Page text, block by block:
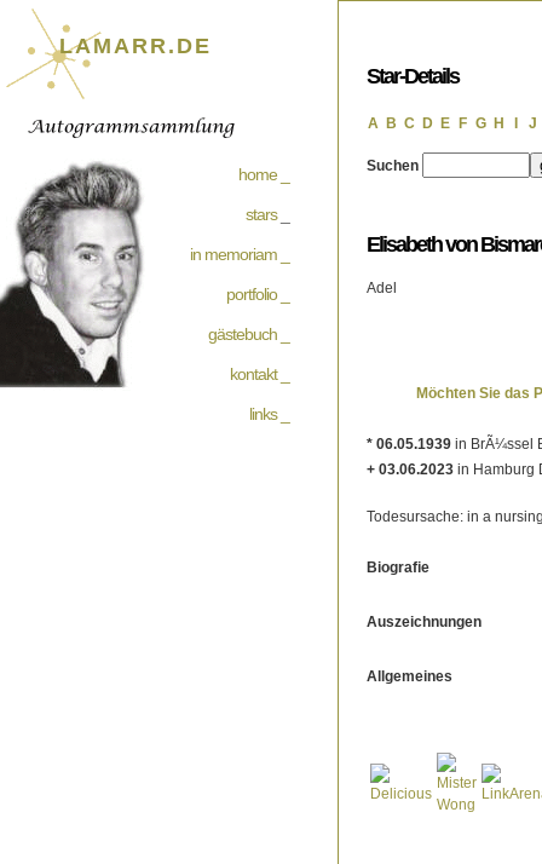
LAMARR.DE
home _
stars_
in memoriam _
portfolio _
gästebuch _
kontakt _
links _
Star-Details
A B C D E F G H J
Suchen
Elisabeth von
Adel
Möchten Sie das
* 06.05.1939 in BrÃ¼ssel
+ 03.06.2023 in Hamburg
Todesursache: in a
Biografie
Auszeichnungen
Allgemeines